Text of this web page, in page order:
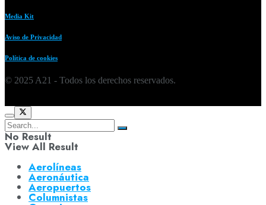
Media Kit
Aviso de Privacidad
Política de cookies
© 2025 A21 - Todos los derechos reservados.
No Result
View All Result
Aerolíneas
Aeronáutica
Aeropuertos
Columnistas